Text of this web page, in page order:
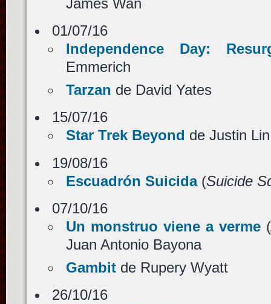
01/07/16
Independence Day:
Emmerich
Tarzan de David Yates
15/07/16
Star Trek Beyond de Justin Lin
19/08/16
Escuadrón Suicida(Suicide
07/10/16
Un monstruo viene a verme(
Juan Antonio Bayona
Gambitde Rupery Wyatt
26/10/16